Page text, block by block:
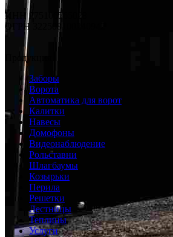
ИНН 775106565028
ОГРН 322508100240942
Продукция
Заборы
Ворота
Автоматика для ворот
Калитки
Навесы
Домофоны
Видеонаблюдение
Рольставни
Шлагбаумы
Козырьки
Перила
Решетки
Лестницы
Теплицы
Услуги